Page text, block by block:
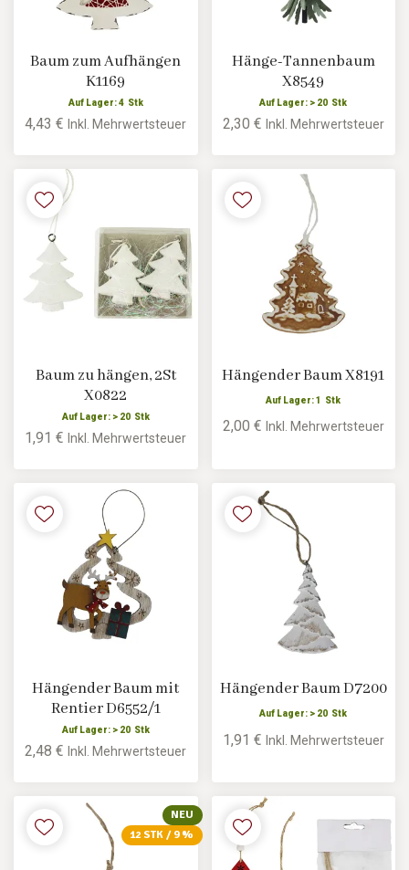
Baum zum Aufhängen
K1169
Auf Lager: 4 Stk
4,43 €Inkl. Mehrwertsteuer
Hänge-Tannenbaum
X8549
Auf Lager: > 20 Stk
2,30 € Inkl. Mehrwertsteuer
Baum zu hängen, 2St
X0822
Auf Lager: > 20 Stk
1,91 €Inkl. Mehrwertsteuer
Hängender Baum X8191
Auf Lager: 1 Stk
2,00 € Inkl. Mehrwertsteuer
Hängender Baum mit
Rentier D6552/1
Auf Lager: > 20 Stk
2,48 €Inkl. Mehrwertsteuer
Hängender Baum D7200
Auf Lager: > 20 Stk
1,91 € Inkl. Mehrwertsteuer
NEU
12 STK / 9 %